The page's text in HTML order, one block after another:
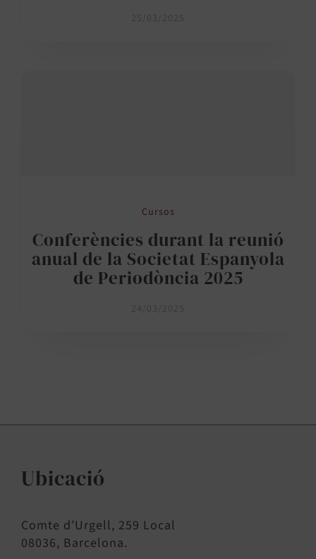
25/03/2025
Cursos
Conferències durant la reunió
anual de la Societat Espanyola
de Periodòncia 2025
24/03/2025
Ubicació
Comte d’Urgell, 259 Local
08036, Barcelona.